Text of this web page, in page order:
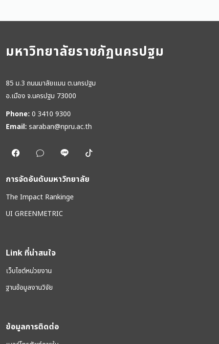
มหาวิทยาลัยราชภัฏนครปฐม
85 ม.3 ถนนมาลัยแมน ต.นครปฐม
อ.เมือง จ.นครปฐม 73000
Phone: 0 3410 9300
Email: saraban@npru.ac.th
การจัดอันดับมหาวิทยาลัย
The Impact Rankinge
UI GREENMETRIC
Link ที่น่าสนใจ
เว็บไซต์หน่วยงาน
ฐานข้อมูลงานวิจัย
ข้อมูลการติดต่อ